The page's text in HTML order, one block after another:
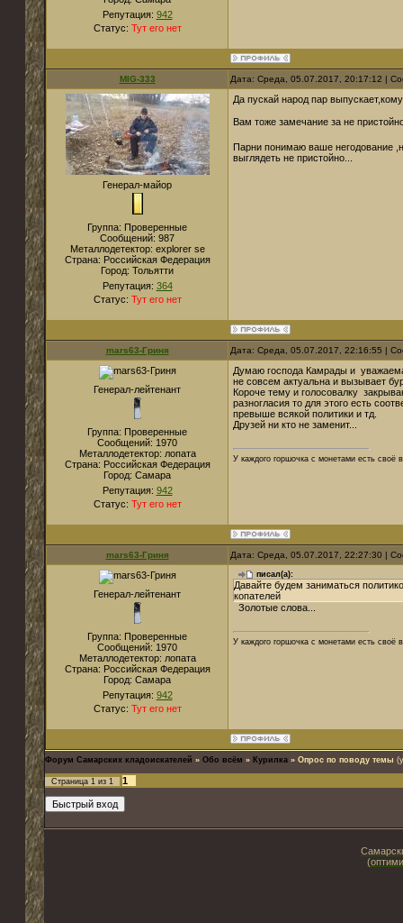
Репутация: 942
Статус: Тут его нет
MIG-333 Дата: Среда, 05.07.2017, 20:17:12 |
Генерал-майор
Группа: Проверенные
Сообщений: 987
Металлодетектор: explorer se
Страна: Российская Федерация
Город: Тольятти
Репутация: 364
Статус: Тут его нет
Да пускай народ пар
Вам тоже замечание за не
Парни понимаю ваше негодование
выглядеть не пристойно...
mars63-Гриня Дата: Среда, 05.07.2017, 22:16:55 |
Генерал-лейтенант
Группа: Проверенные
Сообщений: 1970
Металлодетектор: лопата
Страна: Российская Федерация
Город: Самара
Репутация: 942
Статус: Тут его нет
Думаю господа Камрады и
не совсем актуальна и вызывает
Короче тему и голосовалку
разногласия то для этого есть
превыше всякой политики и тд.
Друзей ни кто не заменит...
У каждого горшочка с монетами есть своё
mars63-Гриня Дата: Среда, 05.07.2017, 22:27:30 |
Генерал-лейтенант
Группа: Проверенные
Сообщений: 1970
Металлодетектор: лопата
Страна: Российская Федерация
Город: Самара
Репутация: 942
Статус: Тут его нет
писал(а):
Давайте будем заниматься
копателей
Золотые слова...
У каждого горшочка с монетами есть своё
Форум Самарских кладоискателей » Обо всём » Курилка » Опрос по поводу темы
Страница 1 из 1 1